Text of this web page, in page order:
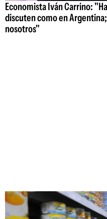
Economista Iván Carrino:
discuten como en
nosotros"